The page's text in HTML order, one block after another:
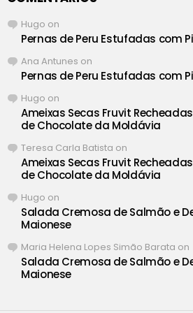
Hugo on
Pernas de Peru Estufadas com
Ana Antunes on
Pernas de Peru Estufadas com
Hugo on
Ameixas Secas Fruvit
de Chocolate da Moldávia
Teresa Carla Batista on
Ameixas Secas Fruvit
de Chocolate da Moldávia
Hugo on
Salada Cremosa de Salmão e
Maionese
Maria Helena Lopes Simão Barata on
Salada Cremosa de Salmão e
Maionese